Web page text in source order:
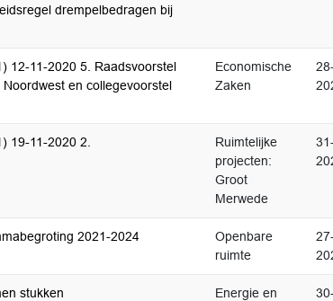
drempelbedragen bij
12-11-2020 5. Raadsvoorstel
en collegevoorstel
Economische
Zaken
19-11-2020 2.
Ruimtelijke
projecten:
Groot
Merwede
2021-2024
Openbare
ruimte
stukken
Energie en